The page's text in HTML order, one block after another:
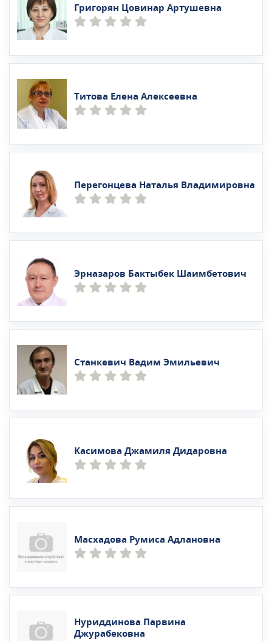
Григорян Цовинар Артушевна
Титова Елена Алексеевна
Перегонцева Наталья Владимировна
Эрназаров Бактыбек Шаимбетович
Станкевич Вадим Эмильевич
Касимова Джамиля Дидаровна
Масхадова Румиса Адлановна
Нуриддинова Парвина
Джурабековна